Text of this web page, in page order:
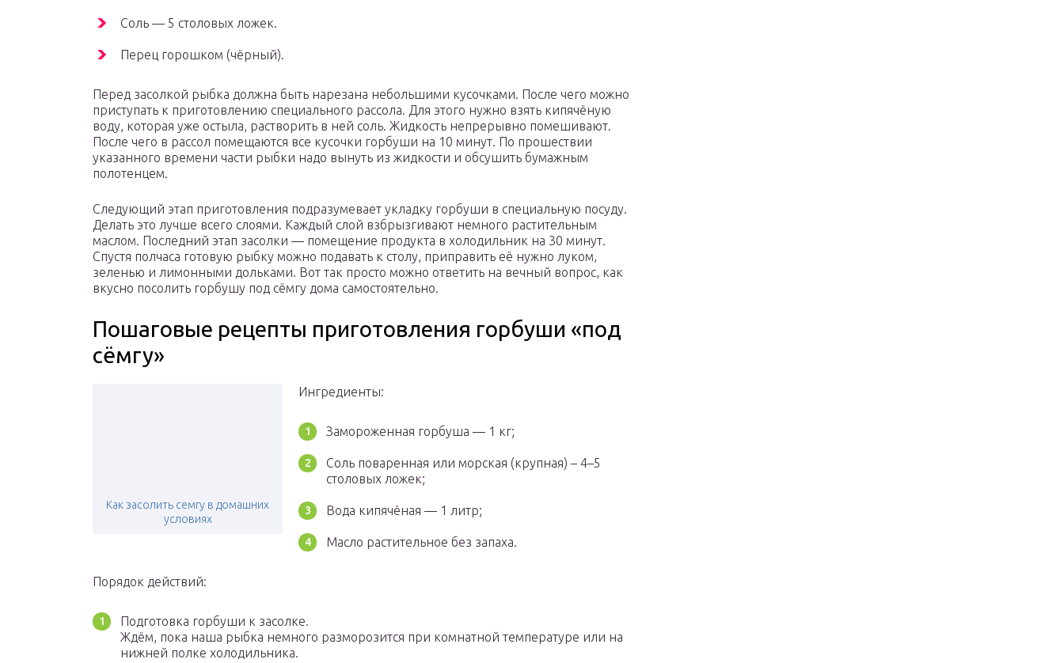
Соль — 5 столовых ложек.
Перец горошком (чёрный).
Перед засолкой рыбка должна быть нарезана небольшими кусочками. После чего можно
приступать к приготовлению специального рассола. Для этого нужно взять кипячёную
воду, которая уже остыла, растворить в ней соль. Жидкость непрерывно помешивают.
После чего в рассол помещаются все кусочки горбуши на 10 минут. По прошествии
указанного времени части рыбки надо вынуть из жидкости и обсушить бумажным
полотенцем.
Следующий этап приготовления подразумевает укладку горбуши в специальную посуду.
Делать это лучше всего слоями. Каждый слой взбрызгивают немного растительным
маслом. Последний этап засолки — помещение продукта в холодильник на 30 минут.
Спустя полчаса готовую рыбку можно подавать к столу, приправить её нужно луком,
зеленью и лимонными дольками. Вот так просто можно ответить на вечный вопрос, как
вкусно посолить горбушу под сёмгу дома самостоятельно.
Пошаговые рецепты приготовления горбуши «под
сёмгу»
Как засолить семгу в домашних
условиях
Ингредиенты:
Замороженная горбуша — 1 кг;
Соль поваренная или морская (крупная) – 4–5
столовых ложек;
Вода кипячёная — 1 литр;
Масло растительное без запаха.
Порядок действий:
Подготовка горбуши к засолке.
Ждём, пока наша рыбка немного разморозится при комнатной температуре или на
нижней полке холодильника.